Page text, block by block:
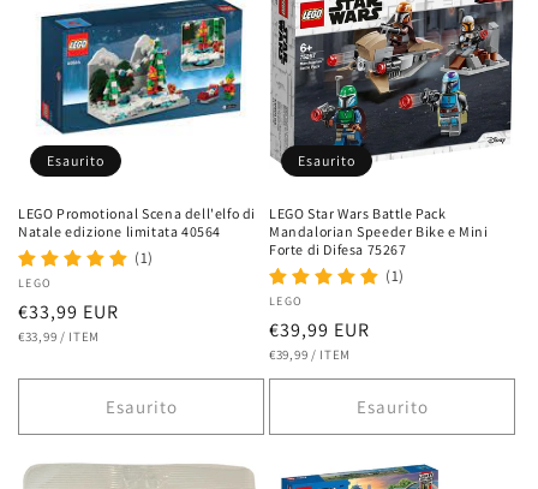
Esaurito
LEGO Promotional Scena dell'elfo di
Natale edizione limitata 40564
(1)
Fornitore:
LEGO
Prezzo
di
€33,99 EUR
PREZZO
€33,99 / PER
ITEM
Esaurito
Esaurito
LEGO Star Wars Battle Pack
Mandalorian Speeder Bike e Mini
Forte di Difesa 75267
(1)
Fornitore:
LEGO
Prezzo
di
listino
€39,99 EUR
PREZZO
€39,99 / PER
ITEM
Esaurito